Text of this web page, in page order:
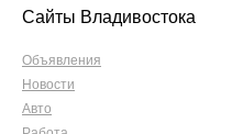
Сайты Владивостока
Объявления
Новости
Авто